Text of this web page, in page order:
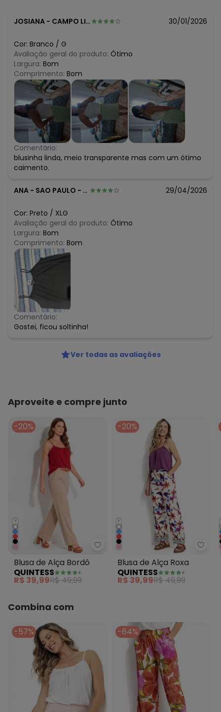
JOSIANA - CAMPO LIMPO PAULISTA - SP 30/01/2026
Cor: Branco / G
Avaliação geral do produto: Ótimo
Largura: Bom
Comprimento: Bom
Comentário:
blusinha linda, meio transparente mas com um ótimo
caimento.
ANA - SAO PAULO - SP 29/04/2026
Cor: Preto / XLG
Avaliação geral do produto: Ótimo
Largura: Bom
Comprimento: Bom
Comentário:
Gostei, ficou soltinha!
Ver todas as avaliações
Aproveite e compre junto
-20%
+
Quintess - Blusa de Alça Bordô
Blusa de Alça Bordô
QUINTESS
R$ 39,99R$ 49,99
-20%
+
Blusa de Alça Roxa
QUINTESS
R$ 39,99R$ 49,99
Combina com
-57% -64%